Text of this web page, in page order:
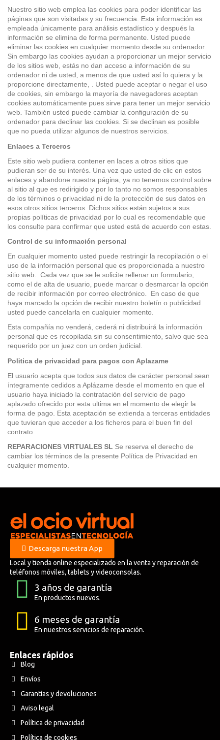
Nuestro sitio web emplea las cookies para poder identificar las
páginas que son visitadas y su frecuencia. Esta información es
empleada únicamente para análisis estadístico y después la
información se elimina de forma permanente. Usted puede
eliminar las cookies en cualquier momento desde su ordenador.
Sin embargo las cookies ayudan a proporcionar un mejor servicio
de los sitios web, estás no dan acceso a información de su
ordenador ni de usted, a menos de que usted así lo quiera y la
proporcione directamente, . Usted puede aceptar o negar el uso
de cookies, sin embargo la mayoría de navegadores aceptan
cookies automáticamente pues sirve para tener un mejor servicio
web. También usted puede cambiar la configuración de su
ordenador para declinar las cookies. Si se declinan es posible
que no pueda utilizar algunos de nuestros servicios.
Enlaces a Terceros
Este sitio web pudiera contener en laces a otros sitios que
pudieran ser de su interés. Una vez que usted de clic en estos
enlaces y abandone nuestra página, ya no tenemos control sobre
al sitio al que es redirigido y por lo tanto no somos responsables
de los términos o privacidad ni de la protección de sus datos en
esos otros sitios terceros. Dichos sitios están sujetos a sus
propias políticas de privacidad por lo cual es recomendable que
los consulte para confirmar que usted está de acuerdo con estas.
Control de su información personal
En cualquier momento usted puede restringir la recopilación o el
uso de la información personal que es proporcionada a nuestro
sitio web. Cada vez que se le solicite rellenar un formulario,
como el de alta de usuario, puede marcar o desmarcar la opción
de recibir información por correo electrónico. En caso de que
haya marcado la opción de recibir nuestro boletín o publicidad
usted puede cancelarla en cualquier momento.
Esta compañía no venderá, cederá ni distribuirá la información
personal que es recopilada sin su consentimiento, salvo que sea
requerido por un juez con un orden judicial.
Politica de privacidad para pagos con Aplazame
El usuario acepta que todos sus datos de carácter personal sean
íntegramente cedidos a Aplázame desde el momento en que el
usuario haya iniciado la contratación del servicio de pago
aplazado ofrecido por esta ultima en el momento de elegir la
forma de pago. Esta aceptación se extienda a terceras entidades
que tuvieran que acceder a los ficheros para el buen fin del
contrato.
REPARACIONES VIRTUALES SL Se reserva el derecho de
cambiar los términos de la presente Política de Privacidad en
cualquier momento.
Descarga nuestra App
Local y tienda online especializado en la venta y reparación de
teléfonos móviles, tablets y videoconsolas.
3 años de garantía
En productos nuevos.
6 meses de garantía
En nuestros servicios de reparación.
Enlaces rápidos
Blog
Envíos
Garantías y devoluciones
Aviso legal
Política de privacidad
Política de cookies